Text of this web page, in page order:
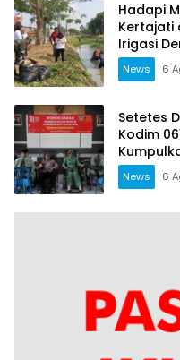
Hadapi
Kertajati
Irigasi
News 6
Setetes
Kodim
RI ke-81
News 6